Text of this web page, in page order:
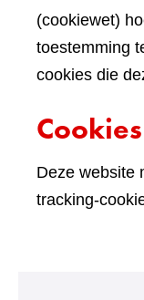
(cookiewet)
toestemming
cookies die
Deze website
tracking-